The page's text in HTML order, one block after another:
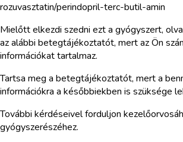
rozuvasztatin/perindopril-terc-butil-amin
Mielőtt elkezdi szedni ezt a gyógyszert,
az alábbi betegtájékoztatót, mert az Ön
információkat tartalmaz.
Tartsa meg a betegtájékoztatót, mert a
információkra a későbbiekben is szüksége
További kérdéseivel forduljon
gyógyszerészéhez.